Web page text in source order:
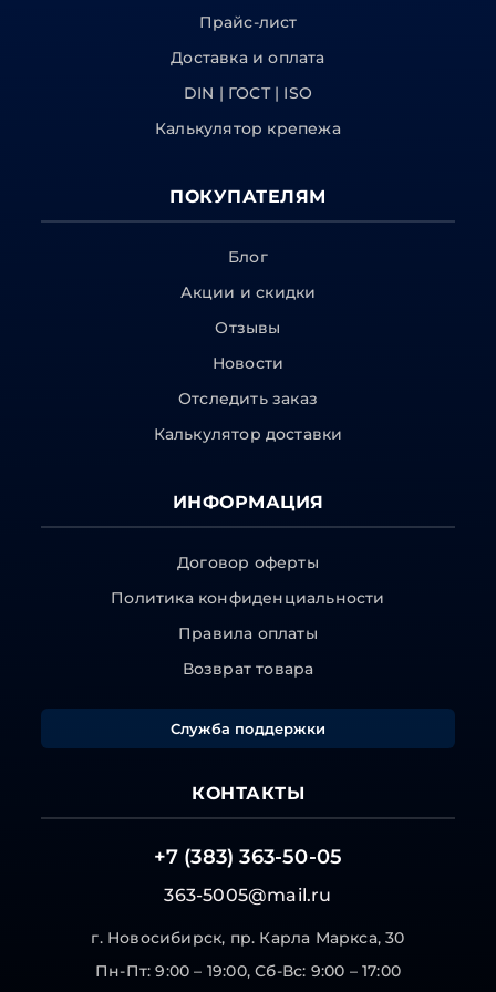
Прайс-лист
Доставка и оплата
DIN | ГОСТ | ISO
Калькулятор крепежа
ПОКУПАТЕЛЯМ
Блог
Акции и скидки
Отзывы
Новости
Отследить заказ
Калькулятор доставки
ИНФОРМАЦИЯ
Договор оферты
Политика конфиденциальности
Правила оплаты
Возврат товара
Служба поддержки
КОНТАКТЫ
+7 (383) 363-50-05
363-5005@mail.ru
г. Новосибирск, пр. Карла Маркса, 30
Пн-Пт: 9:00 – 19:00, Сб-Вс: 9:00 – 17:00